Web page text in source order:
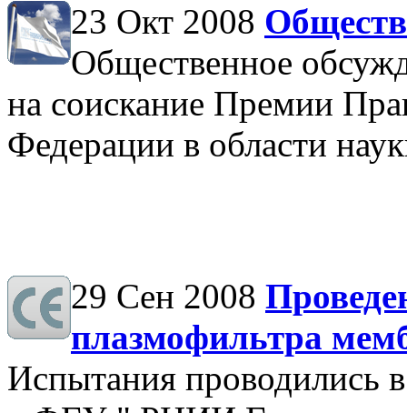
23 Окт 2008
Общественное
на соискание Премии
Федерации в области
29 Сен 2008
плазмофильтра
Испытания